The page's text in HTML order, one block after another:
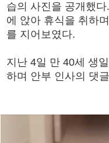
습의 사진을 공개했
에 앉아 휴식을 취하
를 지어보였다.
지난 4일 만 40세 생
하며 안부 인사의 댓